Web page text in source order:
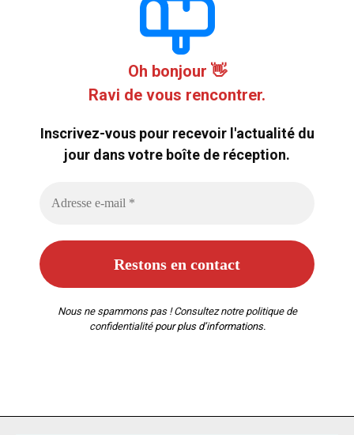
Oh bonjour 👋
Ravi de vous rencontrer.
Inscrivez-vous pour recevoir l'actualité du
jour dans votre boîte de réception.
Nous ne spammons pas ! Consultez notre politique de
confidentialitépour plus d’informations.